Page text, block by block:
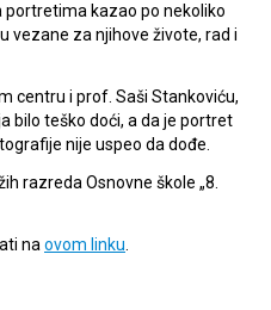
portretima kazao po nekoliko
vezane za njihove živote, rad i
centru i prof. Saši Stankoviću,
bilo teško doći, a da je portret
nije uspeo da dođe.
razreda Osnovne škole „8.
na ovom linku